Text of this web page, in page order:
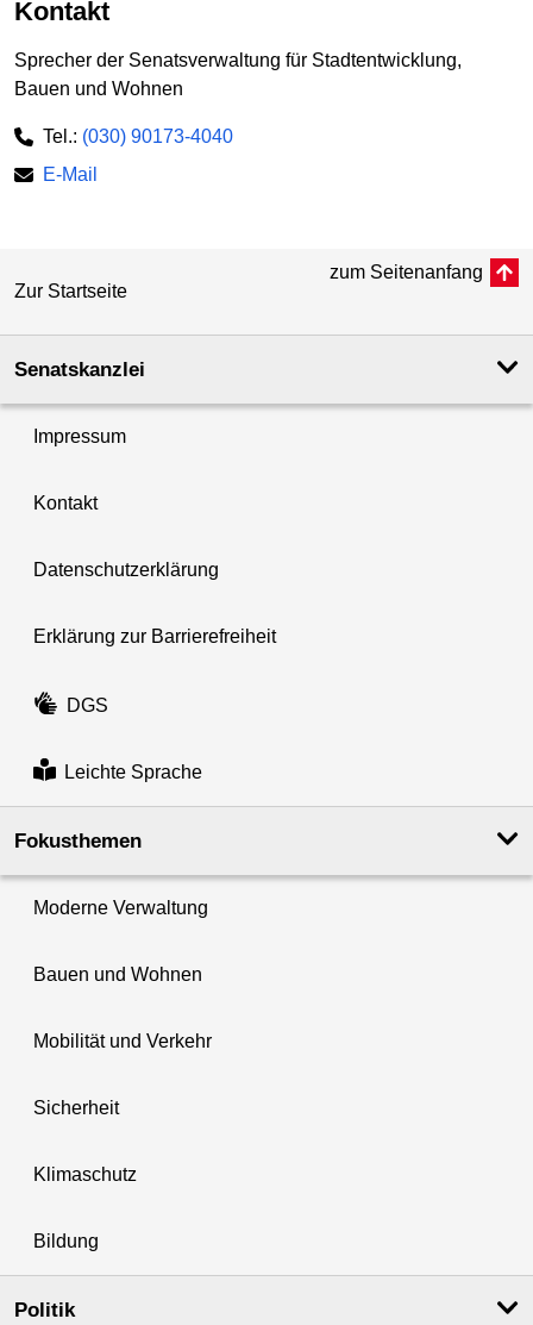
Kontakt
Sprecher der Senatsverwaltung für Stadtentwicklung,
Bauen und Wohnen
Tel.: (030) 90173-4040
E-Mail
Zur Startseite
zum Seitenanfang
Senatskanzlei
Impressum
Kontakt
Datenschutzerklärung
Erklärung zur Barrierefreiheit
DGS
Leichte Sprache
Fokusthemen
Moderne Verwaltung
Bauen und Wohnen
Mobilität und Verkehr
Sicherheit
Klimaschutz
Bildung
Politik